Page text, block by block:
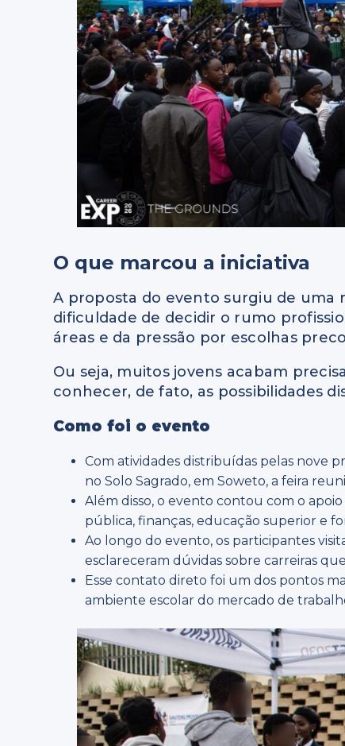
O que marcou a iniciativa
A proposta do evento surgiu de uma
dificuldade de decidir o rumo
áreas e da pressão por escolhas
Ou seja, muitos jovens acabam
conhecer, de fato, as possibilidades
Como foi o evento
Com atividades distribuídas pelas nove
no Solo Sagrado, em Soweto, a feira
Além disso, o evento contou com o
pública, finanças, educação superior e
Ao longo do evento, os participantes
esclareceram dúvidas sobre carreiras
Esse contato direto foi um dos pontos
ambiente escolar do mercado de